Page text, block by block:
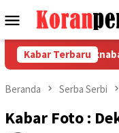
ke
Menu
Mobile
Kabar Terbaru
PT SMA Aeknabara
Beranda Serba Serbi
Kabar Foto :